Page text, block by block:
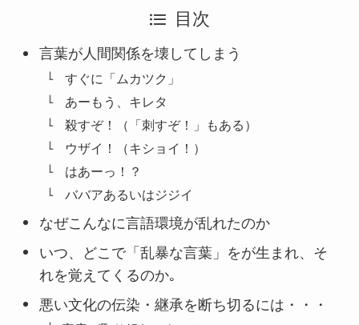
目次
言葉が人間関係を壊してしまう
すぐに「ムカツク」
あーもう、キレタ
殺すぞ！（「刺すぞ！」もある）
ウザイ！（キショイ！）
はあーっ！？
ババアあるいはジジイ
なぜこんなに言語環境が乱れたのか
いつ、どこで「乱暴な言葉」をが生まれ、そ
れを覚えてくるのか｡
悪い文化の伝染・継承を断ち切るには・・・